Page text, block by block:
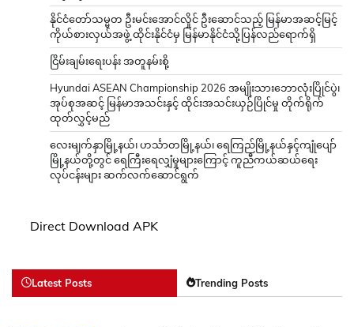
နိုင်ငံတော်သမ္မတ ဦးမင်းအောင်လှိုင် ဦးဆောင်သည့် မြန်မာအဆင့်မြင့်
ကိုယ်စားလှယ်အဖွဲ့ ထိုင်းနိုင်ငံမှ မြန်မာနိုင်ငံသို့ပြန်လည်ရောက်ရှိ
ငြိမ်းချမ်းရေးပန်း အတူနမ်းစို့
Hyundai ASEAN Championship 2026 အမျိုးသားဘောလုံးပြိုင်ပွဲ၊
အုပ်စုအဆင့် မြန်မာအသင်းနှင့် ထိုင်းအသင်းယှဉ်ပြိုင်မှု တိုက်ရိုက်
ထုတ်လွှင့်မည်
လေးမျက်နှာမြို့နယ်၊ ဟင်္သာတမြို့နယ်၊ ရေကြည်မြို့နယ်နှင့်ကျုံပျော်
မြို့နယ်တို့တွင် ရေကြီးရေလျှံမှုများကြောင့် ကူညီကယ်ဆယ်ရေး
လုပ်ငန်းများ ဆက်လက်ဆောင်ရွက်
Direct Download APK
Latest Posts Trending Posts